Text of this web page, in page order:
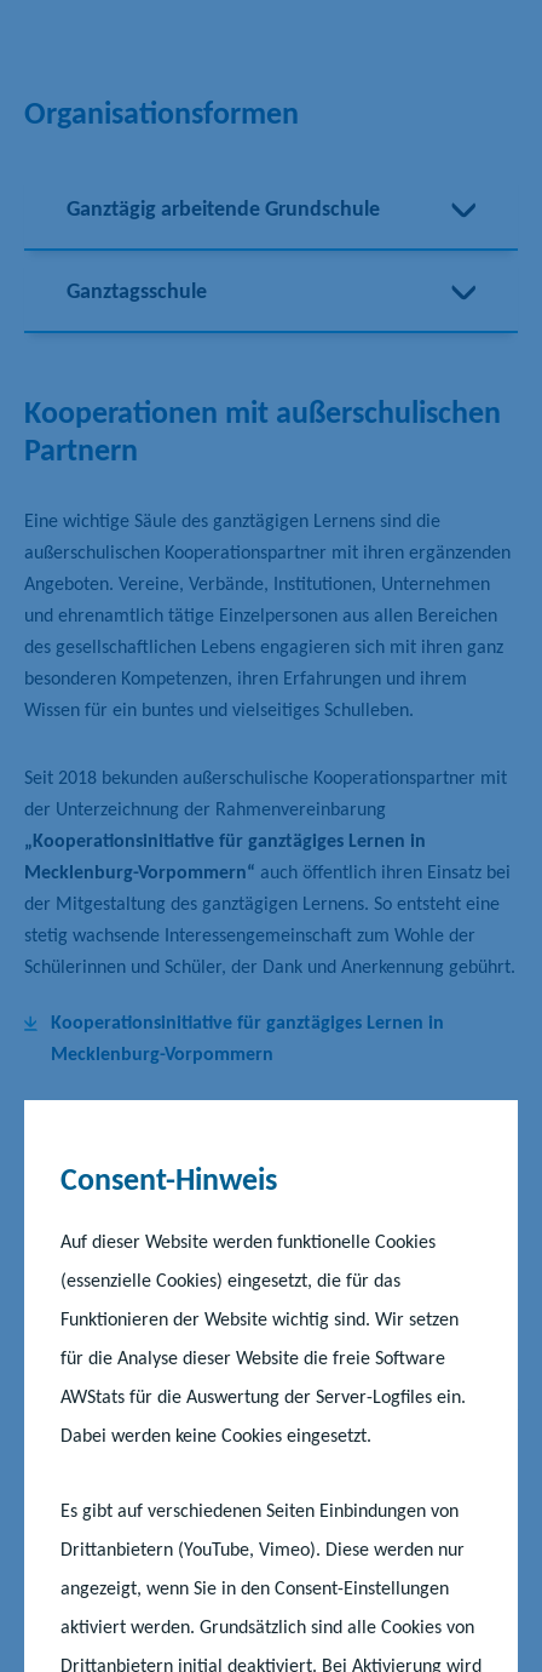
Consent-Hinweis
Auf dieser Website werden funktionelle Cookies
(essenzielle Cookies) eingesetzt, die für das
Funktionieren der Website wichtig sind. Wir setzen
für die Analyse dieser Website die freie Software
AWStats für die Auswertung der Server-Logfiles ein.
Dabei werden keine Cookies eingesetzt.
Es gibt auf verschiedenen Seiten Einbindungen von
Drittanbietern (YouTube, Vimeo). Diese werden nur
angezeigt, wenn Sie in den Consent-Einstellungen
aktiviert werden. Grundsätzlich sind alle Cookies von
Drittanbietern initial deaktiviert. Bei Aktivierung wird
Organisationsformen
Ganztägig arbeitende Grundschule
Ganztagsschule
Kooperationen mit außerschulischen
Partnern
Eine wichtige Säule des ganztägigen Lernens sind die
außerschulischen Kooperationspartner mit ihren ergänzenden
Angeboten. Vereine, Verbände, Institutionen, Unternehmen
und ehrenamtlich tätige Einzelpersonen aus allen Bereichen
des gesellschaftlichen Lebens engagieren sich mit ihren ganz
besonderen Kompetenzen, ihren Erfahrungen und ihrem
Wissen für ein buntes und vielseitiges Schulleben.
Seit 2018 bekunden außerschulische Kooperationspartner mit
der Unterzeichnung der Rahmenvereinbarung
„Kooperationsinitiative für ganztägiges Lernen in
Mecklenburg-Vorpommern“ auch öffentlich ihren Einsatz bei
der Mitgestaltung des ganztägigen Lernens. So entsteht eine
stetig wachsende Interessengemeinschaft zum Wohle der
Schülerinnen und Schüler, der Dank und Anerkennung gebührt.
Kooperationsinitiative für ganztägiges Lernen in
Mecklenburg-Vorpommern
©Adobe Stock
außerschulischen Kooperationspartnern werden in
gemeinsamen Kooperationsverträgen geregelt. Dafür stehen
nachfolgende Musterformulare zur Verfügung: